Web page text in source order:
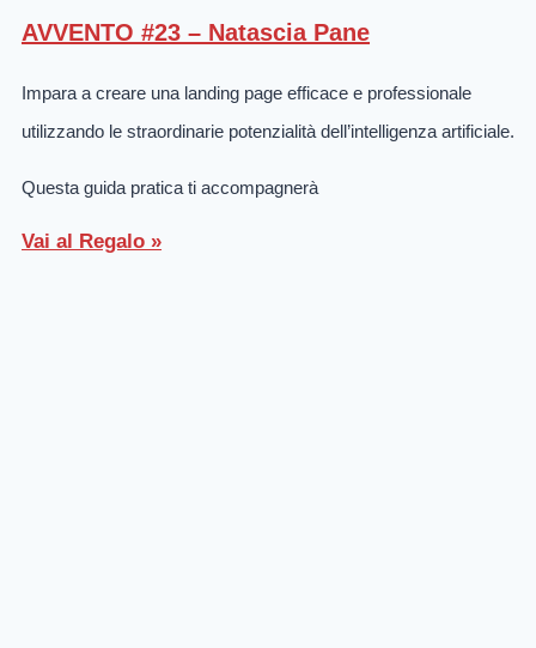
AVVENTO #23 – Natascia Pane
Impara a creare una landing page efficace e professionale
utilizzando le straordinarie potenzialità dell’intelligenza artificiale.
Questa guida pratica ti accompagnerà
Vai al Regalo »